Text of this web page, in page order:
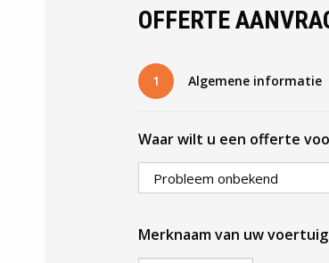
OFFERTE
1 Algemene informatie
Waar wilt u een offerte
Merknaam van uw voertuig